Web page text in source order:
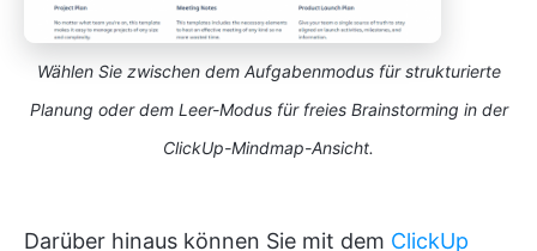
Wählen Sie zwischen dem Aufgabenmodus für strukturierte
Planung oder dem Leer-Modus für freies Brainstorming in der
ClickUp-Mindmap-Ansicht.
Darüber hinaus können Sie mit dem ClickUp